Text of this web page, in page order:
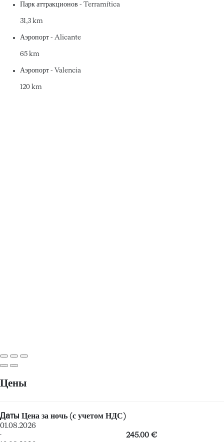
Парк аттракционов - Terramítica
31,3 km
Аэропорт - Alicante
65 km
Аэропорт - Valencia
120 km
Цены
Даты Цена за ночь (с учетом НДС)
01.08.2026
·
245.00 €